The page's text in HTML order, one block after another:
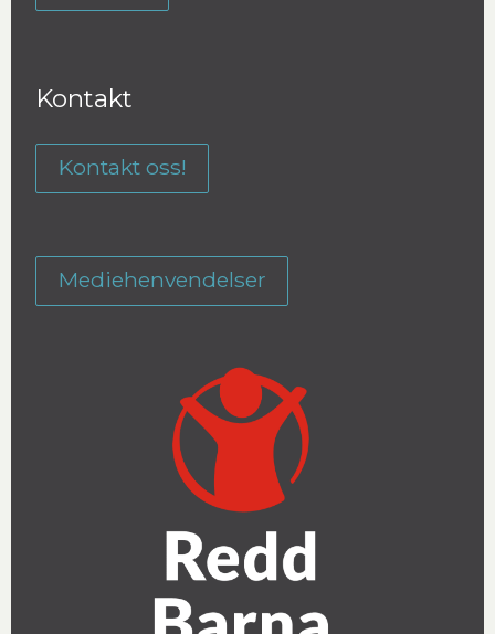
Kontakt
Kontakt oss!
Mediehenvendelser